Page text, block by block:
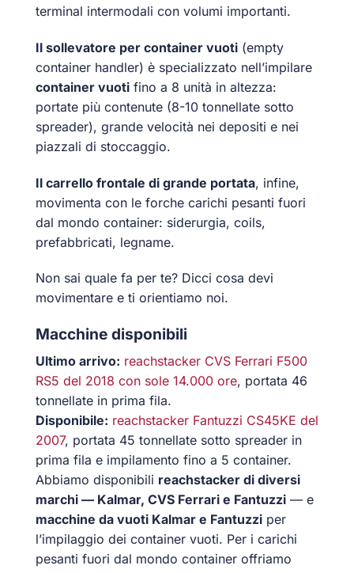
terminal intermodali con volumi importanti.
Il sollevatore per container vuoti (empty
container handler) è specializzato nell’impilare
container vuoti fino a 8 unità in altezza:
portate più contenute (8-10 tonnellate sotto
spreader), grande velocità nei depositi e nei
piazzali di stoccaggio.
Il carrello frontale di grande portata, infine,
movimenta con le forche carichi pesanti fuori
dal mondo container: siderurgia, coils,
prefabbricati, legname.
Non sai quale fa per te? Dicci cosa devi
movimentare e ti orientiamo noi.
Macchine disponibili
Ultimo arrivo: reachstacker CVS Ferrari F500
RS5 del 2018 con sole 14.000 ore, portata 46
tonnellate in prima fila.
Disponibile: reachstacker Fantuzzi CS45KE del
2007, portata 45 tonnellate sotto spreader in
prima fila e impilamento fino a 5 container.
Abbiamo disponibili reachstacker di diversi
marchi — Kalmar, CVS Ferrari e Fantuzzi — e
macchine da vuoti Kalmar e Fantuzzi per
l’impilaggio dei container vuoti. Per i carichi
pesanti fuori dal mondo container offriamo